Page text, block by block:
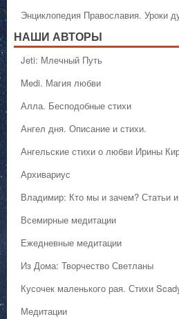
Энциклопедия Православия. Уроки
НАШИ АВТОРЫ
Jeti: Млечный Путь
Medi. Магия любви
Алла. Бесподобные стихи
Ангел дня. Описание и стихи.
Ангельские стихи о любви Ирины
Архивариус
Владимир: Кто мы и зачем? Статьи
Всемирные медитации
Ежедневные медитации
Из Дома: Творчество Светланы
Кусочек маленького рая. Стихи
Медитации